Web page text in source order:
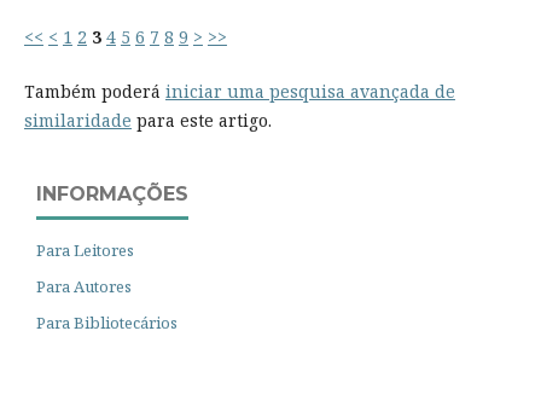
<< < 1 2 3 4 5 6 7 8 9 > >>
Também poderá iniciar uma pesquisa avançada de
similaridade para este artigo.
INFORMAÇÕES
Para Leitores
Para Autores
Para Bibliotecários